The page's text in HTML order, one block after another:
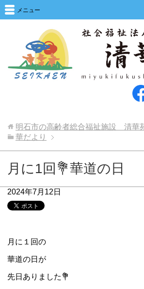
メニュー
明石市の高齢者総合福祉施設 清華
華だより
月に1回💐華道の日
2024年7月12日
月に１回の
華道の日が
先日ありました💐